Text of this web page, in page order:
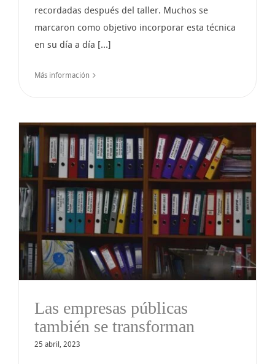
recordadas después del taller. Muchos se
marcaron como objetivo incorporar esta técnica
en su día a día [...]
Más información
Las empresas públicas
también se transforman
25 abril, 2023